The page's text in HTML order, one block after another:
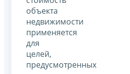
объекта
недвижимости
применяется
для
целей,
предусмотренных